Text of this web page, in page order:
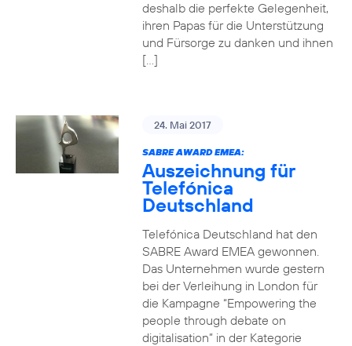
deshalb die perfekte Gelegenheit,
ihren Papas für die Unterstützung
und Fürsorge zu danken und ihnen
[…]
24. Mai 2017
SABRE AWARD EMEA:
Auszeichnung für
Telefónica
Deutschland
Telefónica Deutschland hat den
SABRE Award EMEA gewonnen.
Das Unternehmen wurde gestern
bei der Verleihung in London für
die Kampagne “Empowering the
people through debate on
digitalisation” in der Kategorie